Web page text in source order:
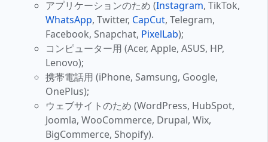
アプリケーションのため (Instagram, TikTok,
WhatsApp, Twitter, CapCut, Telegram,
Facebook, Snapchat, PixelLab);
コンピューター用 (Acer, Apple, ASUS, HP,
Lenovo);
携帯電話用 (iPhone, Samsung, Google,
OnePlus);
ウェブサイトのため (WordPress, HubSpot,
Joomla, WooCommerce, Drupal, Wix,
BigCommerce, Shopify).